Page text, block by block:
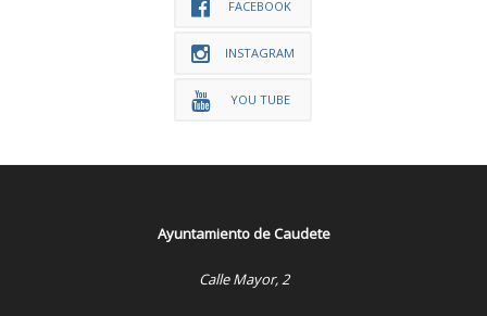
FACEBOOK
INSTAGRAM
YOU TUBE
Ayuntamiento de Caudete
Calle Mayor, 2